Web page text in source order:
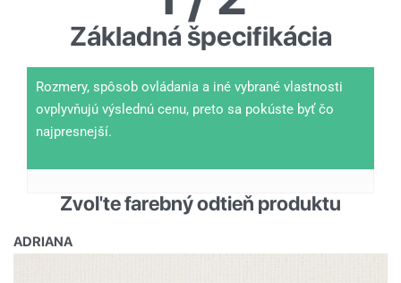
Základná špecifikácia
Rozmery, spôsob ovládania a iné vybrané vlastnosti
ovplyvňujú výslednú cenu, preto sa pokúste byť čo
najpresnejší.
Zvoľte farebný odtieň produktu
ADRIANA